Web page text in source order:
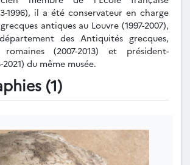
1996), il a été conservateur en charge
antiques au Louvre (1997-2007),
des Antiquités grecques,
(2007-2013) et président-
du même musée.
(1)